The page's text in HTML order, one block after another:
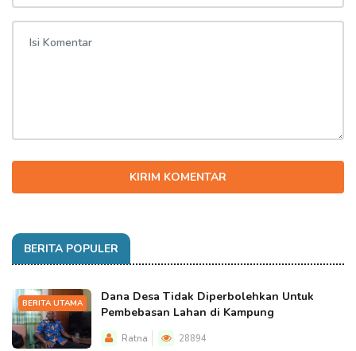
KIRIM KOMENTAR
BERITA POPULER
BERITA UTAMA
Dana Desa Tidak Diperbolehkan Untuk
Pembebasan Lahan di Kampung
Ratna 28894